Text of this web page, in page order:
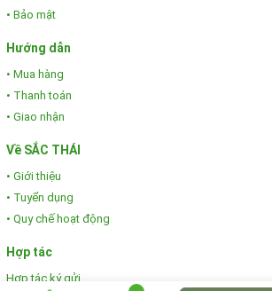
• Bảo mật
Hướng dẫn
• Mua hàng
• Thanh toán
• Giao nhận
Về SẮC THÁI
• Giới thiệu
• Tuyển dụng
• Quy chế hoạt động
Hợp tác
Hợp tác ký gửi